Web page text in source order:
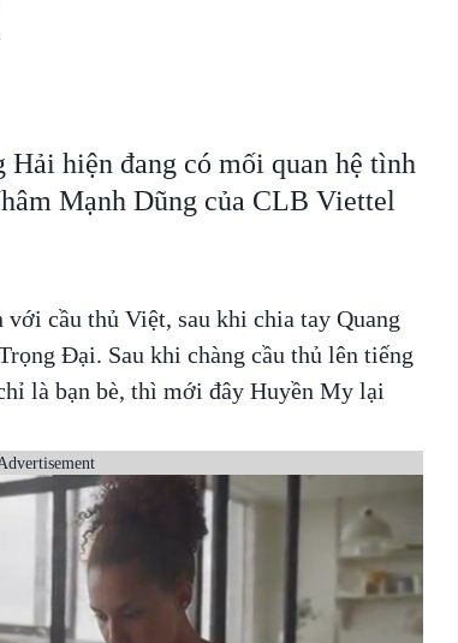
hiện đang có mối quan hệ tình
Mạnh Dũng của CLB Viettel
cầu thủ Việt, sau khi chia tay Quang
Đại. Sau khi chàng cầu thủ lên tiếng
là bạn bè, thì mới đây Huyền My lại